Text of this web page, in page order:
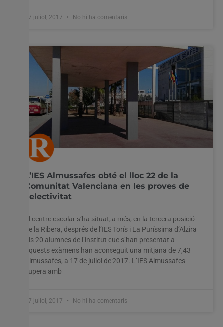
17 juliol, 2017 No hi ha comentaris
L’IES Almussafes obté el lloc 22 de la
Comunitat Valenciana en les proves de
selectivitat
El centre escolar s’ha situat, a més, en la tercera posició
de la Ribera, després de l’IES Torís i La Puríssima d’Alzira
Els 20 alumnes de l’institut que s’han presentat a
aquests exàmens han aconseguit una mitjana de 7,43
Almussafes, a 17 de juliol de 2017. L’IES Almussafes
supera amb
17 juliol, 2017 No hi ha comentaris